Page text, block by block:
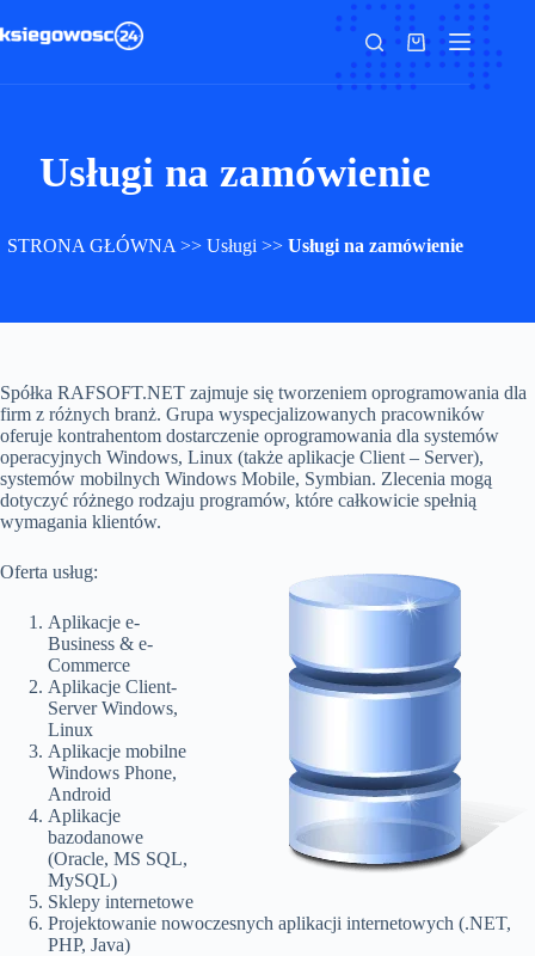
do
Koszyk
Usługi na zamówienie
STRONA GŁÓWNA >>Usługi >>Usługi na zamówienie
Spółka RAFSOFT.NET zajmuje się tworzeniem oprogramowania dla
firm z różnych branż. Grupa wyspecjalizowanych pracowników
oferuje kontrahentom dostarczenie oprogramowania dla systemów
operacyjnych Windows, Linux (także aplikacje Client – Server),
systemów mobilnych Windows Mobile, Symbian. Zlecenia mogą
dotyczyć różnego rodzaju programów, które całkowicie spełnią
wymagania klientów.
Oferta usług:
Aplikacje e-
Business & e-
Commerce
Aplikacje Client-
Server Windows,
Linux
Aplikacje mobilne
Windows Phone,
Android
Aplikacje
bazodanowe
(Oracle, MS SQL,
MySQL)
Sklepy internetowe
Projektowanie nowoczesnych aplikacji internetowych (.NET,
PHP, Java)